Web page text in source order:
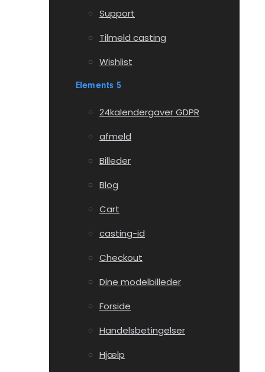
Support
Tilmeld casting
Wishlist
Elements 5
24kalendergaver GDPR
afmeld
Billeder
Blog
Cart
casting-id
Checkout
Dine modelbilleder
Forside
Handelsbetingelser
Hjælp